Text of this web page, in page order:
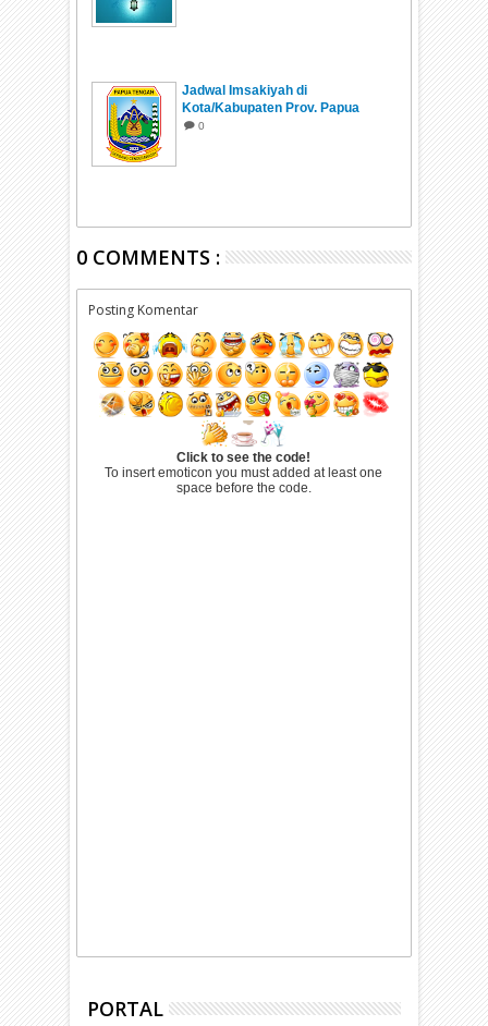
Jadwal Imsakiyah di
Kota/Kabupaten Prov. Papua
Tengah Ramadhan 1447 H/2026
0
0 COMMENTS :
Posting Komentar
Click to see the code!
To insert emoticon you must added at least one
space before the code.
PORTAL